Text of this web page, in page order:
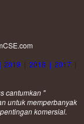
2019 | 2018 | 2017 |
cantumkan "
untuk memperbanyak
komersial.